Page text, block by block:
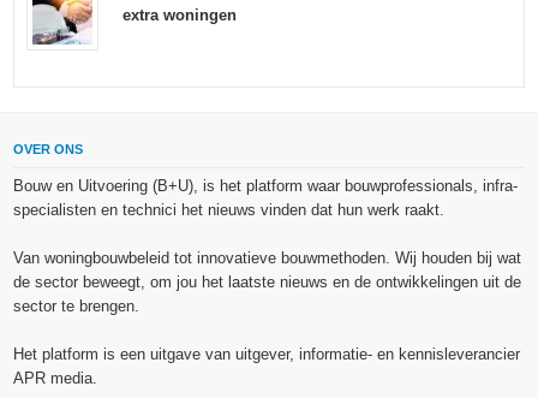
extra woningen
OVER ONS
Bouw en Uitvoering (B+U), is het platform waar bouwprofessionals, infra-
specialisten en technici het nieuws vinden dat hun werk raakt.
Van woningbouwbeleid tot innovatieve bouwmethoden. Wij houden bij wat
de sector beweegt, om jou het laatste nieuws en de ontwikkelingen uit de
sector te brengen.
Het platform is een uitgave van uitgever, informatie- en kennisleverancier
APR media.